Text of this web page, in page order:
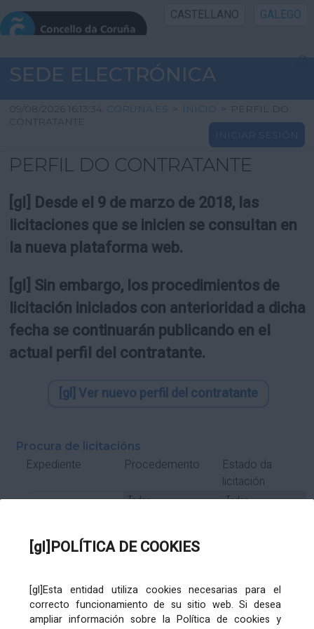
[gl]POLÍTICA DE COOKIES
[gl]Esta entidad utiliza cookies necesarias para el
correcto funcionamiento de su sitio web. Si desea
ampliar información sobre la Política de cookies y
CASTELLANO GALEGO
INICIO SEDE
INICIO
INFORMACIÓN PÚBLICA
UTILIDADES
SEDE ELECTRÓNICA
09/08/2026 16:13:34 CORUNA.ES > INICIO > PERFIL DO
CONTRATANTE
INICIAR SESIÓN
PERFIL DO CONTRATANTE
[gl] Desde el 9 de marzo de 2018, las
licitaciones que se inicien se consultan en
la nueva plataforma web.
[gl] Sin embargo, los procedimientos de
licitación iniciados con anterioridad a dicha
fecha se continuarán publicando en el
actual perfil del contratante.
[gl] Ver nuevo perfil del contratante
Procura de licitacións
Expediente Procedemento
Estado da
licitación
Subcontrato Tramitación
Órgano de contratación Título